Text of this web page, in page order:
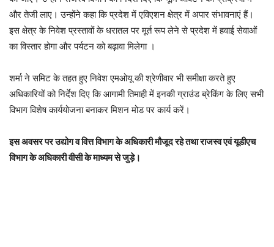
और तेजी लाए। उन्होंने कहा कि प्रदेश में एविएशन क्षेत्र में अपार संभावनाएं हैं।
इस क्षेत्र के निवेश प्रस्तावों के धरातल पर मूर्त रूप लेने से प्रदेश में हवाई सेवाओं
का विस्तार होगा और पर्यटन को बढ़ावा मिलेगा ।
शर्मा ने समिट के तहत हुए निवेश एमओयू की श्रेणीवार भी समीक्षा करते हुए
अधिकारियों को निर्देश दिए कि आगामी तिमाही में इनकी ग्राउंड ब्रेकिंग के लिए सभी
विभाग विशेष कार्ययोजना बनाकर मिशन मोड पर कार्य करें।
इस अवसर पर उद्योग व वित्त विभाग के अधिकारी मौजूद रहे तथा राजस्व एवं यूडीएच
विभाग के अधिकारी वीसी के माध्यम से जुड़े।